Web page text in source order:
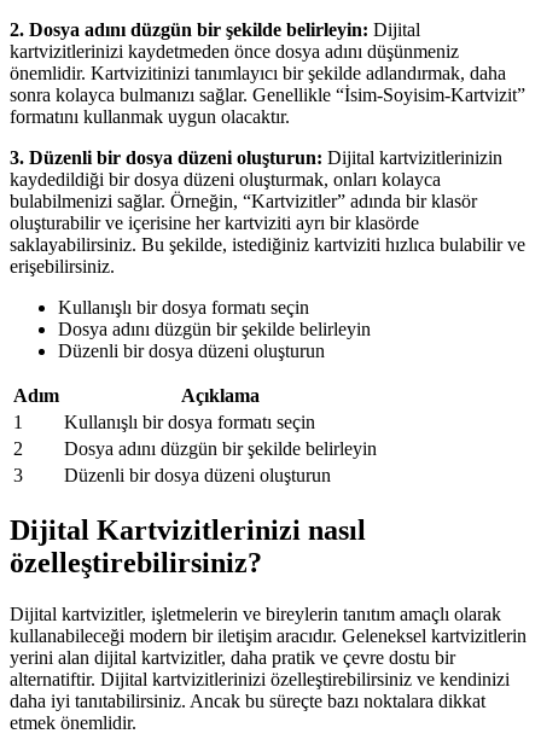
2. Dosya adını düzgün bir şekilde belirleyin: Dijital
kartvizitlerinizi kaydetmeden önce dosya adını düşünmeniz
önemlidir. Kartvizitinizi tanımlayıcı bir şekilde adlandırmak, daha
sonra kolayca bulmanızı sağlar. Genellikle “İsim-Soyisim-Kartvizit”
formatını kullanmak uygun olacaktır.
3. Düzenli bir dosya düzeni oluşturun: Dijital kartvizitlerinizin
kaydedildiği bir dosya düzeni oluşturmak, onları kolayca
bulabilmenizi sağlar. Örneğin, “Kartvizitler” adında bir klasör
oluşturabilir ve içerisine her kartviziti ayrı bir klasörde
saklayabilirsiniz. Bu şekilde, istediğiniz kartviziti hızlıca bulabilir ve
erişebilirsiniz.
Kullanışlı bir dosya formatı seçin
Dosya adını düzgün bir şekilde belirleyin
Düzenli bir dosya düzeni oluşturun
Adım
Açıklama
1
Kullanışlı bir dosya formatı seçin
2
Dosya adını düzgün bir şekilde belirleyin
3
Düzenli bir dosya düzeni oluşturun
Dijital Kartvizitlerinizi nasıl
özelleştirebilirsiniz?
Dijital kartvizitler, işletmelerin ve bireylerin tanıtım amaçlı olarak
kullanabileceği modern bir iletişim aracıdır. Geleneksel kartvizitlerin
yerini alan dijital kartvizitler, daha pratik ve çevre dostu bir
alternatiftir. Dijital kartvizitlerinizi özelleştirebilirsiniz ve kendinizi
daha iyi tanıtabilirsiniz. Ancak bu süreçte bazı noktalara dikkat
etmek önemlidir.